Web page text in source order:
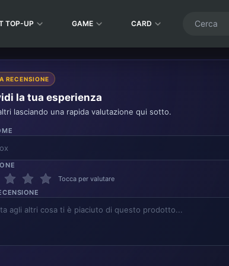
TOP-UP GAME CARD
RECENSIONE
la tua esperienza
lasciando una rapida valutazione qui sotto.
Tocca per valutare